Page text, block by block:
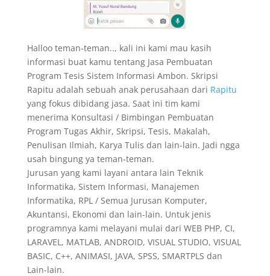
Halloo teman-teman.., kali ini kami mau kasih
informasi buat kamu tentang Jasa Pembuatan
Program Tesis Sistem Informasi Ambon. Skripsi
Rapitu adalah sebuah anak perusahaan dari Rapitu
yang fokus dibidang jasa. Saat ini tim kami
menerima Konsultasi / Bimbingan Pembuatan
Program Tugas Akhir, Skripsi, Tesis, Makalah,
Penulisan Ilmiah, Karya Tulis dan lain-lain. Jadi ngga
usah bingung ya teman-teman.
Jurusan yang kami layani antara lain Teknik
Informatika, Sistem Informasi, Manajemen
Informatika, RPL / Semua Jurusan Komputer,
Akuntansi, Ekonomi dan lain-lain. Untuk jenis
programnya kami melayani mulai dari WEB PHP, CI,
LARAVEL, MATLAB, ANDROID, VISUAL STUDIO, VISUAL
BASIC, C++, ANIMASI, JAVA, SPSS, SMARTPLS dan
Lain-lain.